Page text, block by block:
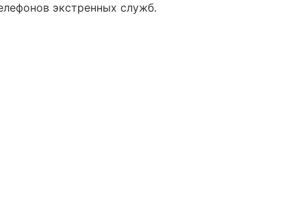
экстренных служб.